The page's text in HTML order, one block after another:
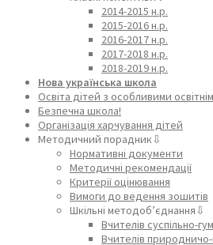
2014-2015 н.р.
2015-2016 н.р.
2016-2017 н.р.
2017-2018 н.р.
2018-2019 н.р.
Нова українська школа
Освіта дітей з особливими
Безпечна школа!
Організація харчування дітей
Методичний порадник⇩
Нормативні документи
Методичні рекомендації
Критерії оцінювання
Вимоги до ведення зошитів
Шкільні методоб’єднання⇩
Вчителів суспільно-
Вчителів